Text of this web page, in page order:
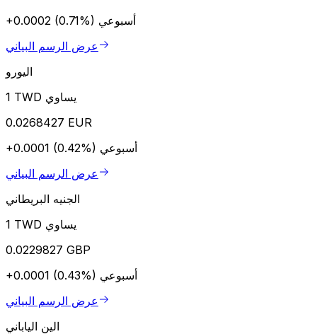
+0.0002 (0.71%) أسبوعي
عرض الرسم البياني
اليورو
1 TWD يساوي
0.0268427 EUR
+0.0001 (0.42%) أسبوعي
عرض الرسم البياني
الجنيه البريطاني
1 TWD يساوي
0.0229827 GBP
+0.0001 (0.43%) أسبوعي
عرض الرسم البياني
الين الياباني